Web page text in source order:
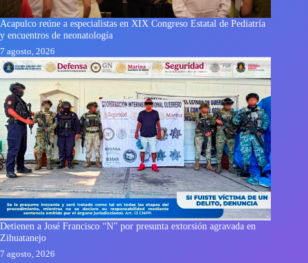
Acapulco reúne a especialistas en XIX Congreso Estatal de Pediatría
y encuentros de neonatología
7 agosto, 2026
Detienen a José Francisco “N” por presunta extorsión agravada en
Zihuatanejo
7 agosto, 2026